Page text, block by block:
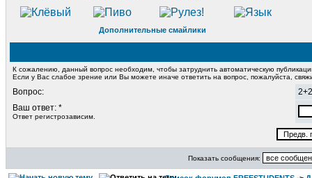
Дополнительные смайлики
К сожалению, данный вопрос необходим, чтобы затруднить автоматическую
Если у Вас слабое зрение или Вы можете иначе ответить на вопрос, пожалуйста,
Вопрос:
Ваш ответ: *
Ответ регистрозависим.
Показать сообщения: